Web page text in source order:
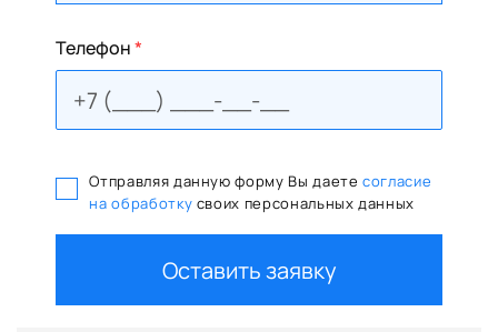
Телефон*
Отправляя данную форму Вы даетесогласие
на обработку своих персональных данных
Оставить заявку